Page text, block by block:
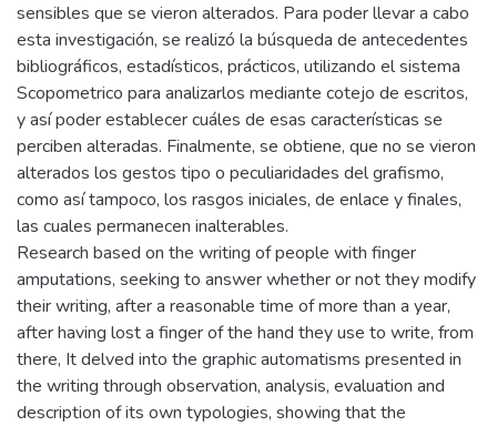
sensibles que se vieron alterados. Para poder llevar a cabo
esta investigación, se realizó la búsqueda de antecedentes
bibliográficos, estadísticos, prácticos, utilizando el sistema
Scopometrico para analizarlos mediante cotejo de escritos,
y así poder establecer cuáles de esas características se
perciben alteradas. Finalmente, se obtiene, que no se vieron
alterados los gestos tipo o peculiaridades del grafismo,
como así tampoco, los rasgos iniciales, de enlace y finales,
las cuales permanecen inalterables.
Research based on the writing of people with finger
amputations, seeking to answer whether or not they modify
their writing, after a reasonable time of more than a year,
after having lost a finger of the hand they use to write, from
there, It delved into the graphic automatisms presented in
the writing through observation, analysis, evaluation and
description of its own typologies, showing that the